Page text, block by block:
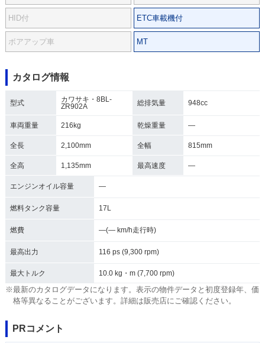
HID付 ETC車載機付
ボアアップ車 MT
カタログ情報
型式
カワサキ・8BL-
ZR902A
総排気量 948cc
車両重量 216kg 乾燥重量 ―
全長 2,100mm 全幅 815mm
全高 1,135mm 最高速度 ―
エンジンオイル容量 ―
燃料タンク容量 17L
燃費 ―(― km/h走行時)
最高出力 116 ps (9,300 rpm)
最大トルク 10.0 kg・m (7,700 rpm)
※最新のカタログデータになります。表示の物件データと初度登録年、価
格等異なることがございます。詳細は販売店にご確認ください。
PRコメント